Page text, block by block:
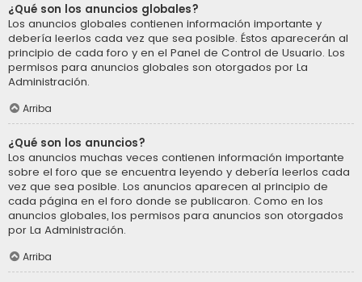
¿Qué son los anuncios globales?
Los anuncios globales contienen información importante y
debería leerlos cada vez que sea posible. Éstos aparecerán al
principio de cada foro y en el Panel de Control de Usuario. Los
permisos para anuncios globales son otorgados por La
Administración.
Arriba
¿Qué son los anuncios?
Los anuncios muchas veces contienen información importante
sobre el foro que se encuentra leyendo y debería leerlos cada
vez que sea posible. Los anuncios aparecen al principio de
cada página en el foro donde se publicaron. Como en los
anuncios globales, los permisos para anuncios son otorgados
por La Administración.
Arriba